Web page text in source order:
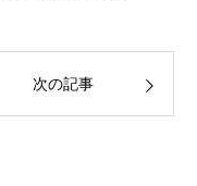
次の記事